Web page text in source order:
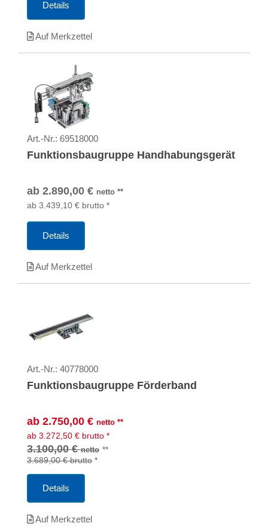
Details
Auf Merkzettel
Art.-Nr.: 69518000
Funktionsbaugruppe Handhabungsgerät
ab 2.890,00 € netto **
ab 3.439,10 € brutto *
Details
Auf Merkzettel
Art.-Nr.: 40778000
Funktionsbaugruppe Förderband
ab 2.750,00 € netto **
ab 3.272,50 € brutto *
3.100,00 €netto **
3.689,00 €brutto *
Details
Auf Merkzettel